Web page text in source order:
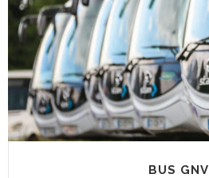
BUS GNV